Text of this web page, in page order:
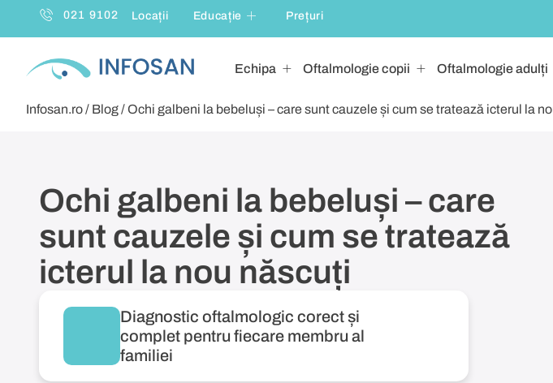
021 9102 Locații Educație Prețuri
Echipa Oftalmologie copii Oftalmologie adulți
Infosan.ro/ Blog/Ochi galbeni la bebeluși – care sunt cauzele și cum se tratează icterul la
Ochi galbeni la bebeluși – care
sunt cauzele și cum se tratează
icterul la nou născuți
Diagnostic oftalmologic corect și
complet pentru fiecare membru al
familiei